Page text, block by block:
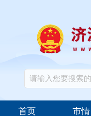
首页 市情